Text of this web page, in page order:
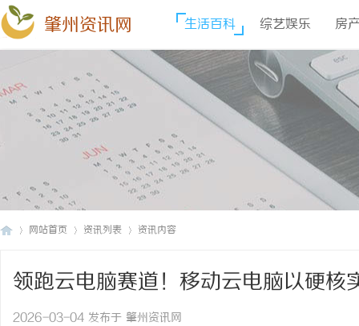
肇州资讯网 生活百科 综艺娱乐 房
网站首页 资讯列表 资讯内容
领跑云电脑赛道！移动云电脑以硬核
2026-03-04 发布于 肇州资讯网